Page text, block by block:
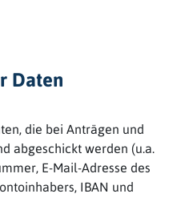
Daten
die bei Anträgen und
abgeschickt werden (u.a.
E-Mail-Adresse des
IBAN und